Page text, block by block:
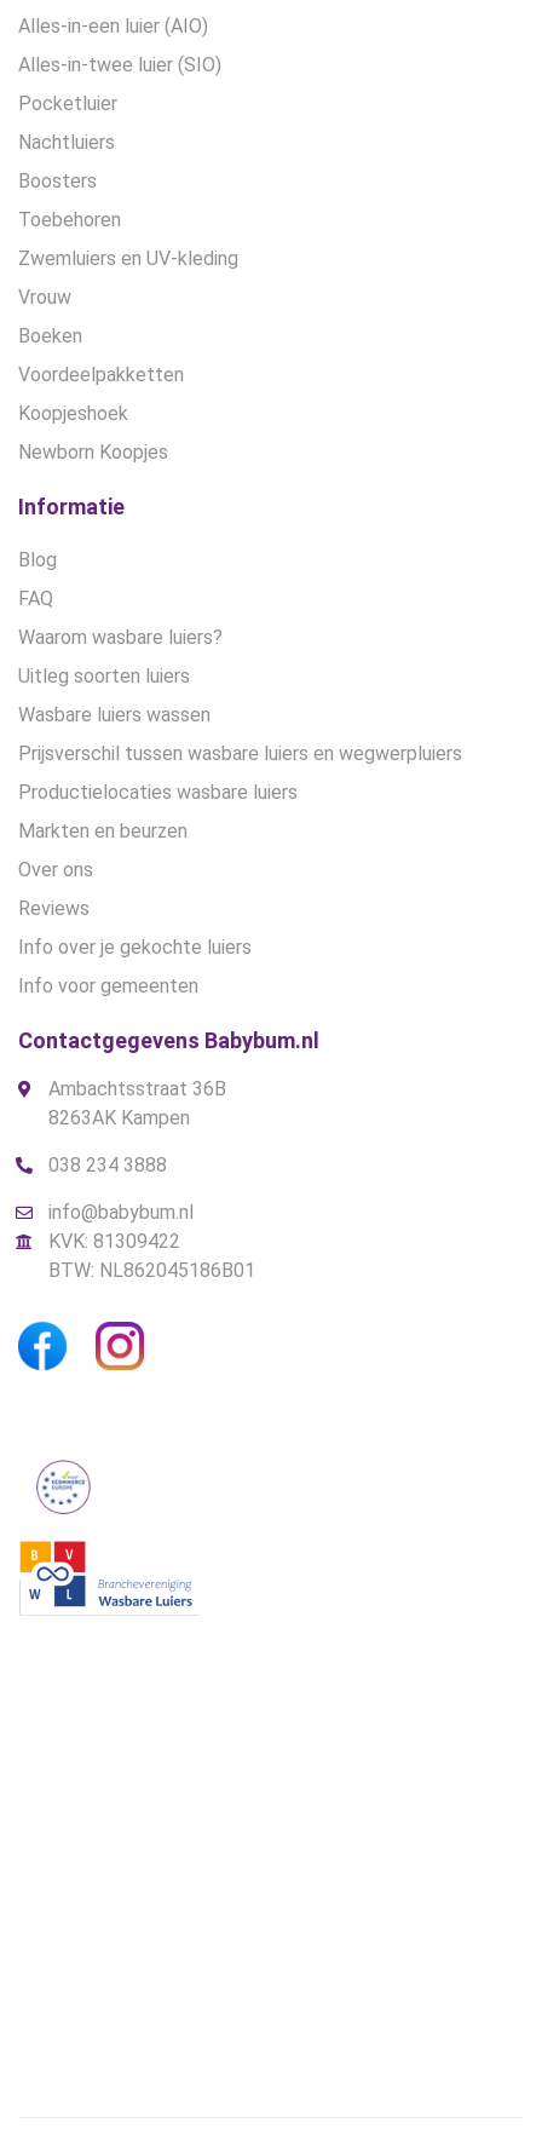
Alles-in-een luier (AIO)
Alles-in-twee luier (SIO)
Pocketluier
Nachtluiers
Boosters
Toebehoren
Zwemluiers en UV-kleding
Vrouw
Boeken
Voordeelpakketten
Koopjeshoek
Newborn Koopjes
Informatie
Blog
FAQ
Waarom wasbare luiers?
Uitleg soorten luiers
Wasbare luiers wassen
Prijsverschil tussen wasbare luiers en wegwerpluiers
Productielocaties wasbare luiers
Markten en beurzen
Over ons
Reviews
Info over je gekochte luiers
Info voor gemeenten
Contactgegevens Babybum.nl
Ambachtsstraat 36B
8263AK Kampen
038 234 3888
info@babybum.nl
KVK: 81309422
BTW: NL862045186B01